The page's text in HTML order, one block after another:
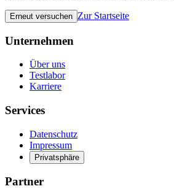
Erneut versuchen Zur Startseite
Unternehmen
Über uns
Testlabor
Karriere
Services
Datenschutz
Impressum
Privatsphäre
Partner